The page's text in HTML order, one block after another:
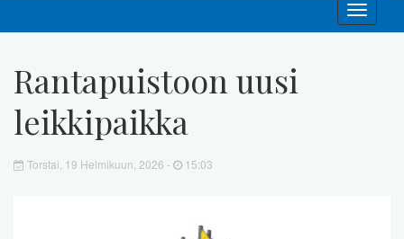
Toggle
Rantapuistoon uusi
leikkipaikka
Torstai, 19 Helmikuun, 2026 - 15:03